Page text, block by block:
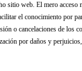
sitio web. El mero
el conocimiento por
o cancelaciones de los
por daños y